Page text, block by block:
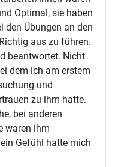
Optimal, sie haben
den Übungen an den
aus zu führen.
beantwortet. Nicht
dem ich am erstem
und
zu ihm hatte.
bei anderen
waren ihm
Gefühl hatte mich